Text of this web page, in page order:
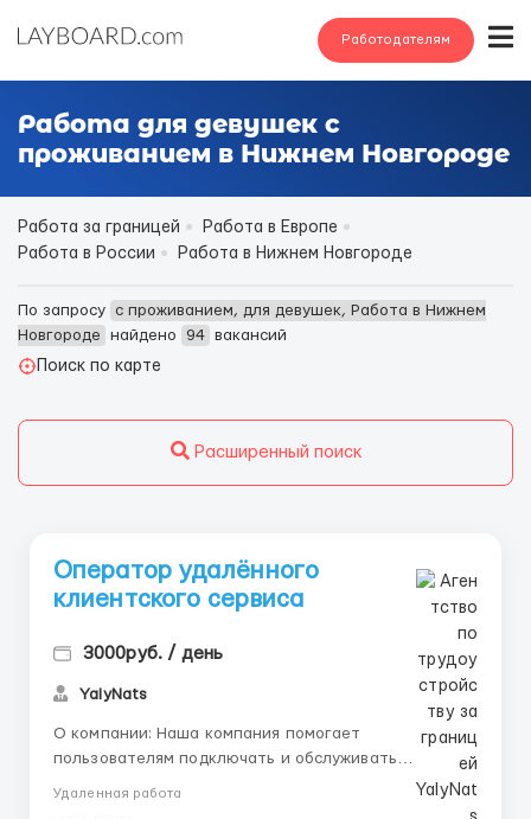
Работодателям
Работа для девушек с
проживанием в Нижнем Новгороде
Работа за границей
Работа в Европе
Работа в России
Работа в Нижнем Новгороде
По запросу с проживанием, для девушек, Работа в Нижнем
Новгороде
найдено 94 вакансий
Поиск по карте
Расширенный поиск
Оператор удалённого
клиентского сервиса
3000руб. / день
YalyNats
О компании: Наша компания помогает
пользователям подключать и обслуживать
различные онлайн-сервисы по всей России. Мы
растём и ищем сотрудников для удалённой работы в
Удаленная работа